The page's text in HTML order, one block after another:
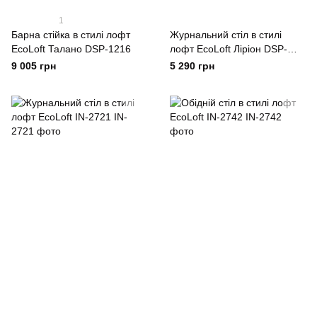
1
Барна стійка в стилі лофт
EcoLoft Талано DSP-1216
9 005 грн
Журнальний стіл в стилі
лофт EcoLoft Ліріон DSP-
1366
5 290 грн